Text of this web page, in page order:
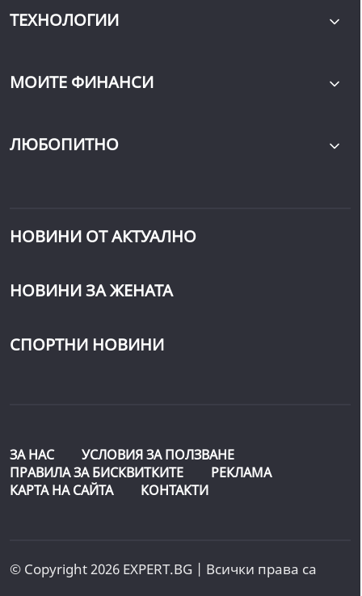
ТЕХНОЛОГИИ
МОИТЕ ФИНАНСИ
ЛЮБОПИТНО
НОВИНИ ОТ АКТУАЛНО
НОВИНИ ЗА ЖЕНАТА
СПОРТНИ НОВИНИ
ЗА НАС
УСЛОВИЯ ЗА ПОЛЗВАНЕ
ПРАВИЛА ЗА БИСКВИТКИТЕ
РЕКЛАМА
КАРТА НА САЙТА
КОНТАКТИ
© Copyright 2026 EXPERT.BG | Всички права са